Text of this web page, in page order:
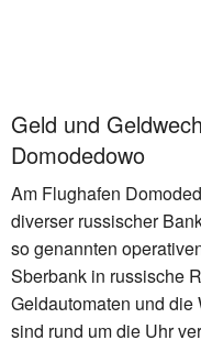
Geld und
Domodedowo
Am Flughafen
diverser russischer
so genannten
Sberbank in russische
Geldautomaten und
sind rund um die Uhr